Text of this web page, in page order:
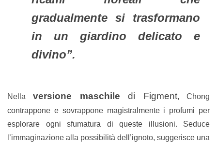
gradualmente si trasformano
in un giardino delicato e
divino”.
Nellaversione maschile di Figment, Chong
contrappone e sovrappone magistralmente i profumi per
esplorare ogni sfumatura di queste illusioni. Seduce
l’immaginazione alla possibilità dell’ignoto, suggerisce una